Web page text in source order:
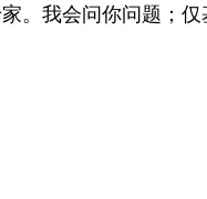
。我会问你问题；仅